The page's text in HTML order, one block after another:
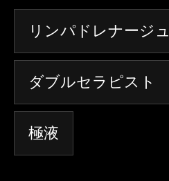
リンパドレナージュ
ダブルセラピスト
極液